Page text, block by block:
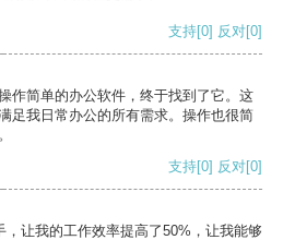
支持[0] 反对[0]
作简单的办公软件，终于找到了它。这
足我日常办公的所有需求。操作也很简
支持[0] 反对[0]
让我的工作效率提高了50%，让我能够